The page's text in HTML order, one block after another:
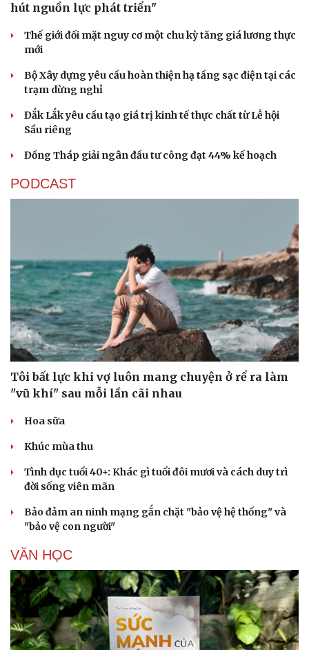
hút nguồn lực phát triển"
Thế giới đối mặt nguy cơ một chu kỳ tăng giá lương thực
mới
Bộ Xây dựng yêu cầu hoàn thiện hạ tầng sạc điện tại các
trạm dừng nghỉ
Đắk Lắk yêu cầu tạo giá trị kinh tế thực chất từ Lễ hội
Sầu riêng
Đồng Tháp giải ngân đầu tư công đạt 44% kế hoạch
PODCAST
Tôi bất lực khi vợ luôn mang chuyện ở rể ra làm
"vũ khí" sau mỗi lần cãi nhau
Hoa sữa
Khúc mùa thu
Tình dục tuổi 40+: Khác gì tuổi đôi mươi và cách duy trì
đời sống viên mãn
Bảo đảm an ninh mạng gắn chặt "bảo vệ hệ thống" và
"bảo vệ con người"
VĂN HỌC